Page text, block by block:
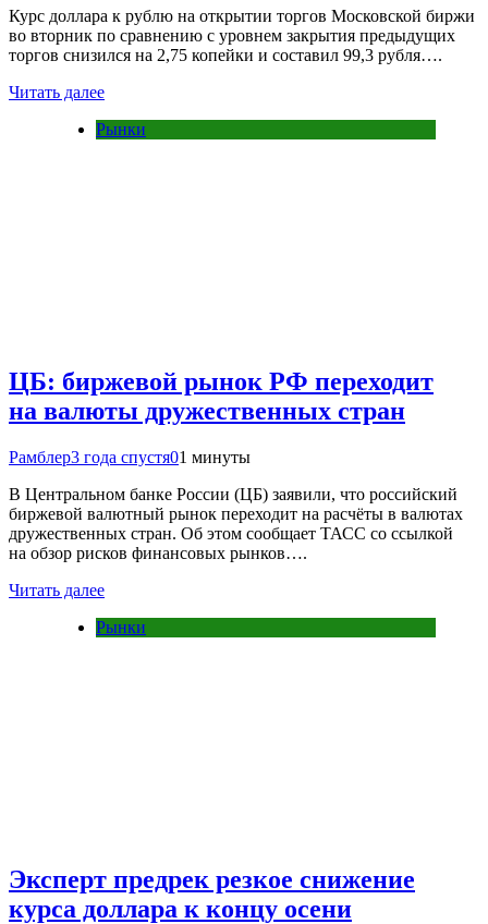
Курс доллара к рублю на открытии торгов Московской биржи
во вторник по сравнению с уровнем закрытия предыдущих
торгов снизился на 2,75 копейки и составил 99,3 рубля….
Читать далее
Рынки
ЦБ: биржевой рынок РФ переходит
на валюты дружественных стран
Рамблер3 года спустя01 минуты
В Центральном банке России (ЦБ) заявили, что российский
биржевой валютный рынок переходит на расчёты в валютах
дружественных стран. Об этом сообщает ТАСС со ссылкой
на обзор рисков финансовых рынков….
Читать далее
Рынки
Эксперт предрек резкое снижение
курса доллара к концу осени